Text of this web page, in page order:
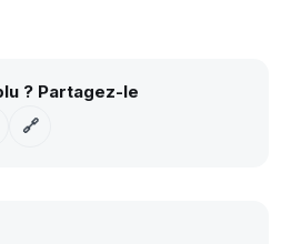
? Partagez-le
🔗